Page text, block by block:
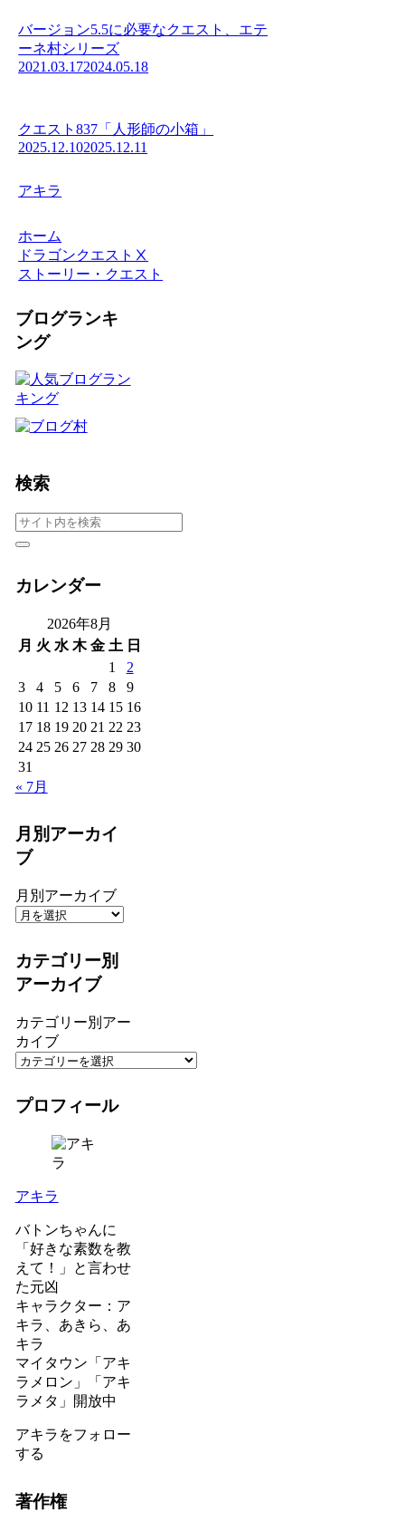
バージョン5.5に必要なクエスト、エテ
ーネ村シリーズ
2021.03.172024.05.18
クエスト837「人形師の小箱」
2025.12.102025.12.11
アキラ
ホーム
ドラゴンクエストⅩ
ストーリー・クエスト
ブログランキ
ング
検索
カレンダー
2026年8月
月 火 水 木 金 土 日
1
2
3
4 5 6 7 8
9
10 11 12 13 14 15 16
17 18 19 20 21 22 23
24 25 26 27 28 29 30
31
« 7月
月別アーカイ
ブ
月別アーカイブ
カテゴリー別
アーカイブ
カテゴリー別アー
カイブ
プロフィール
アキラ
バトンちゃんに
「好きな素数を教
えて！」と言わせ
た元凶
キャラクター：ア
キラ、あきら、あ
キラ
マイタウン「アキ
ラメロン」「アキ
ラメタ」開放中
アキラをフォロー
する
著作権